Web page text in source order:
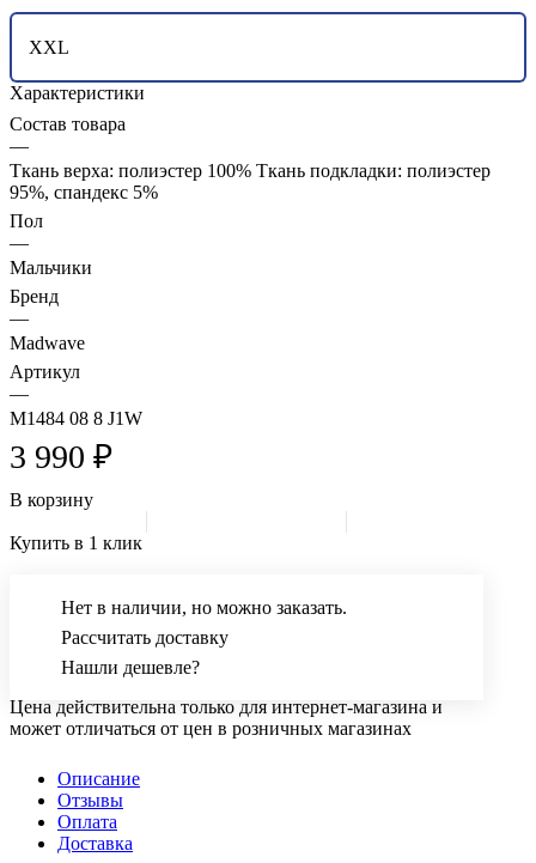
XXL
Характеристики
Состав товара
—
Ткань верха: полиэстер 100% Ткань подкладки: полиэстер
95%, спандекс 5%
Пол
—
Мальчики
Бренд
—
Madwave
Артикул
—
M1484 08 8 J1W
3 990 ₽
В корзину
Купить в 1 клик
Нет в наличии, но можно заказать.
Рассчитать доставку
Нашли дешевле?
Цена действительна только для интернет-магазина и
может отличаться от цен в розничных магазинах
Описание
Отзывы
Оплата
Доставка